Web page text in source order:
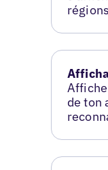
de ton